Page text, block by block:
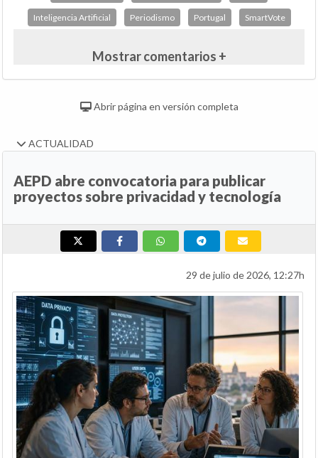
Inteligencia Artificial Periodismo Portugal SmartVote
Mostrar comentarios +
Abrir página en versión completa
ACTUALIDAD
AEPD abre convocatoria para publicar
proyectos sobre privacidad y tecnología
29 de julio de 2026, 12:27h